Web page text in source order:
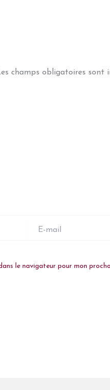
champs obligatoires sont
mail
le navigateur pour mon